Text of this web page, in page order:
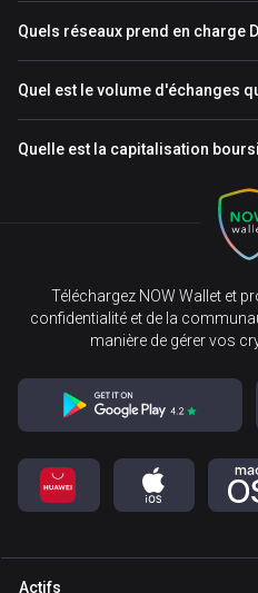
Quels réseaux prend en charge
Quel est le volume d'échanges
Quelle est la capitalisation
Téléchargez NOW Wallet et
confidentialité et de la
manière de gérer vos
Actifs